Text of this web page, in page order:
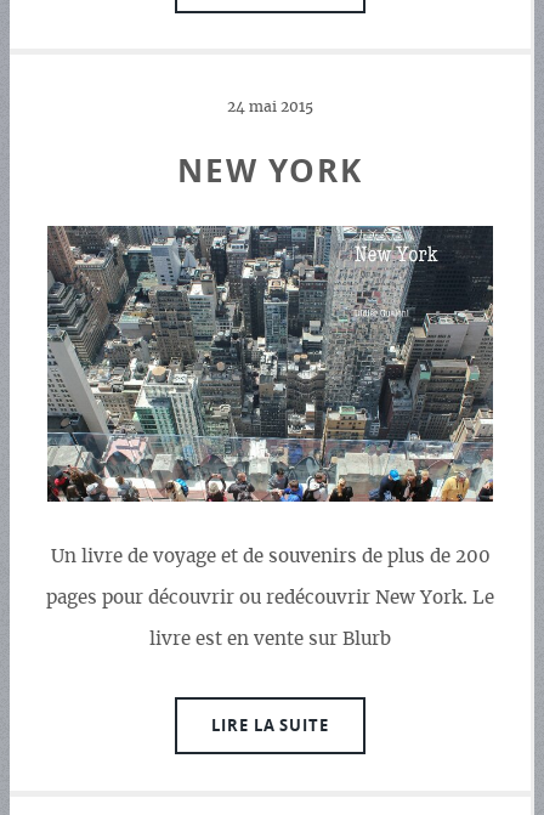
24 mai 2015
NEW YORK
Un livre de voyage et de souvenirs de plus de 200
pages pour découvrir ou redécouvrir New York. Le
livre est en vente sur Blurb
LIRE LA SUITE